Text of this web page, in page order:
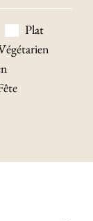
Plat
Végétarien